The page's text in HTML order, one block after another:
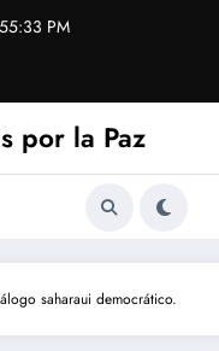
PM
por la Paz
saharaui democrático.